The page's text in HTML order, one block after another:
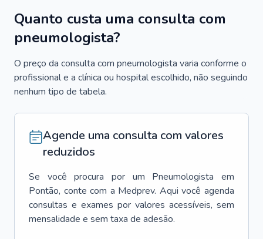
Quanto custa uma consulta com
pneumologista?
O preço da consulta com pneumologista varia conforme o
profissional e a clínica ou hospital escolhido, não seguindo
nenhum tipo de tabela.
Agende uma consulta com valores
reduzidos
Se você procura por um Pneumologista
em
Pontão, conte com a Medprev. Aqui você agenda
consultas e exames por valores acessíveis, sem
mensalidade e sem taxa de adesão.